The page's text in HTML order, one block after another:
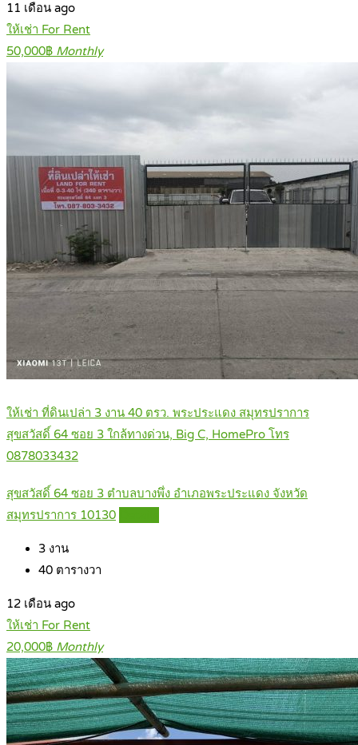
11 เดือน ago
ให้เช่า For Rent
50,000฿ Monthly
ให้เช่า ที่ดินเปล่า 3 งาน 40 ตรว. พระประแดง สมุทรปราการ
สุขสวัสดิ์ 64 ซอย 3 ใกล้ทางด่วน, Big C, HomePro โทร
0878033432
สุขสวัสดิ์ 64 ซอย 3 ตำบลบางพึ่ง อำเภอพระประแดง จังหวัด
สมุทรปราการ 10130
3 งาน
40 ตารางวา
12 เดือน ago
ให้เช่า For Rent
20,000฿ Monthly